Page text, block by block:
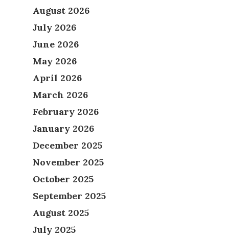
August 2026
July 2026
June 2026
May 2026
April 2026
March 2026
February 2026
January 2026
December 2025
November 2025
October 2025
September 2025
August 2025
July 2025